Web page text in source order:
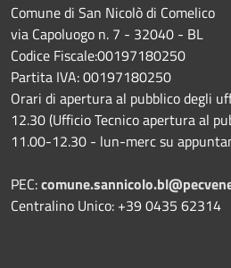
Comune di San Nicolò di Comelico
via Capoluogo n. 7 - 32040 - BL
Codice Fiscale:00197180250
Partita IVA: 00197180250
Orari di apertura al pubblico degli
12.30 (Ufficio Tecnico apertura al
11.00-12.30 - lun-merc su
PEC:
Centralino Unico: +39 0435 62314